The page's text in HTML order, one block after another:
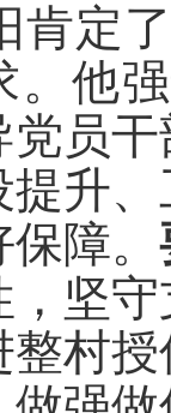
肯定
他强
党员
提升
障。
，坚
整村